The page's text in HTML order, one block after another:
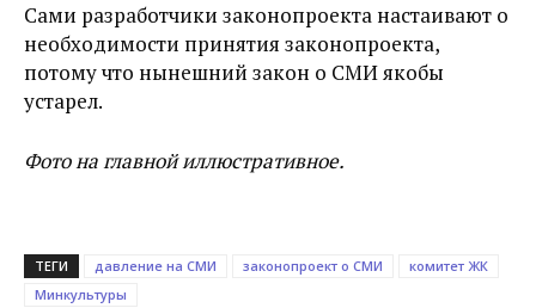
Сами разработчики законопроекта настаивают о
необходимости принятия законопроекта,
потому что нынешний закон о СМИ якобы
устарел.
Фото на главной иллюстративное.
ТЕГИ давление на СМИ законопроект о СМИ
комитет ЖК
Минкультуры